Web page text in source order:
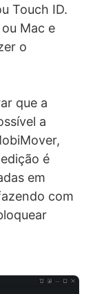
Touch ID.
Mac e
o
que a
a
é
em
com